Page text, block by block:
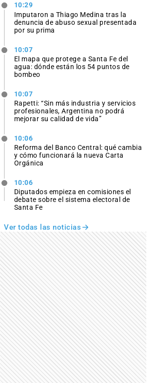
10:29
Imputaron a Thiago Medina tras la
denuncia de abuso sexual presentada
por su prima
10:07
El mapa que protege a Santa Fe del
agua: dónde están los 54 puntos de
bombeo
10:07
Rapetti: “Sin más industria y servicios
profesionales, Argentina no podrá
mejorar su calidad de vida”
10:06
Reforma del Banco Central: qué cambia
y cómo funcionará la nueva Carta
Orgánica
10:06
Diputados empieza en comisiones el
debate sobre el sistema electoral de
Santa Fe
Ver todas las noticias